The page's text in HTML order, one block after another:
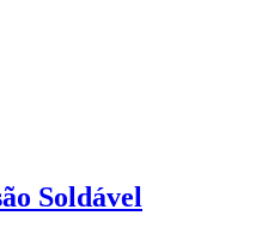
Soldável